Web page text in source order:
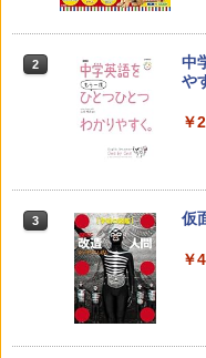
2 子
￥
3
カ
2
パ
何
な
育
【
版
2
中
や
￥
3 仮
￥